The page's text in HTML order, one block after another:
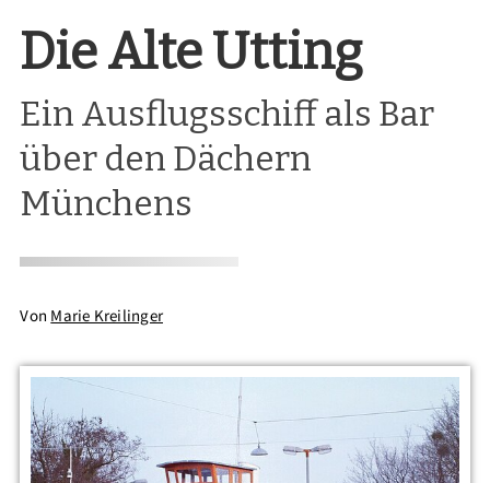
Die Alte Utting
Ein Ausflugsschiff als Bar
über den Dächern
Münchens
Von Marie Kreilinger